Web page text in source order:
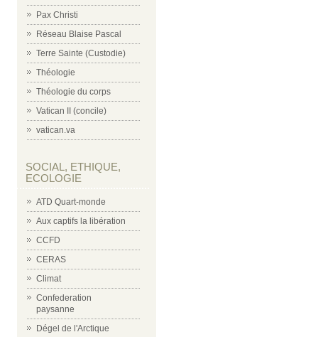
Pax Christi
Réseau Blaise Pascal
Terre Sainte (Custodie)
Théologie
Théologie du corps
Vatican II (concile)
vatican.va
SOCIAL, ETHIQUE,
ECOLOGIE
ATD Quart-monde
Aux captifs la libération
CCFD
CERAS
Climat
Confederation
paysanne
Dégel de l'Arctique